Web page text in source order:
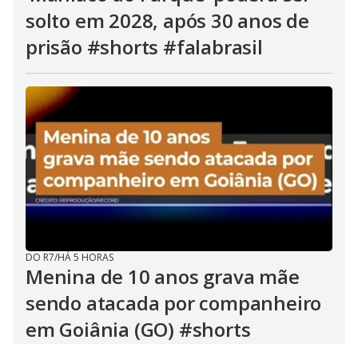
solto em 2028, após 30 anos de
prisão #shorts #falabrasil
DO R7/HÁ 5 HORAS
Menina de 10 anos grava mãe
sendo atacada por companheiro
em Goiânia (GO) #shorts